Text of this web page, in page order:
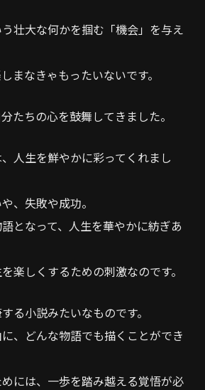
壮大な何かを掴む「機会」を与え
まなきゃもったいないです。
たちの心を鼓舞してきました。
人生を鮮やかに彩ってくれまし
、失敗や成功。
となって、人生を華やかに紡ぎあ
楽しくするための刺激なのです。
る小説みたいなものです。
、どんな物語でも描くことができ
には、一歩を踏み越える覚悟が必